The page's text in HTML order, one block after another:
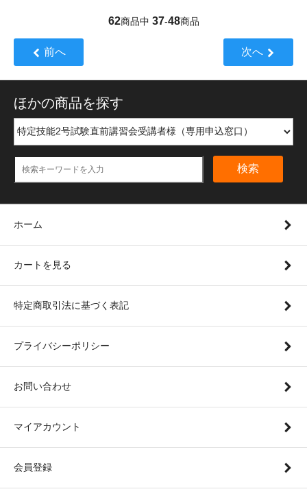
62商品中 37-48商品
前へ 次へ
ほかの商品を探す
検索
ホーム
カートを見る
特定商取引法に基づく表記
プライバシーポリシー
お問い合わせ
マイアカウント
会員登録